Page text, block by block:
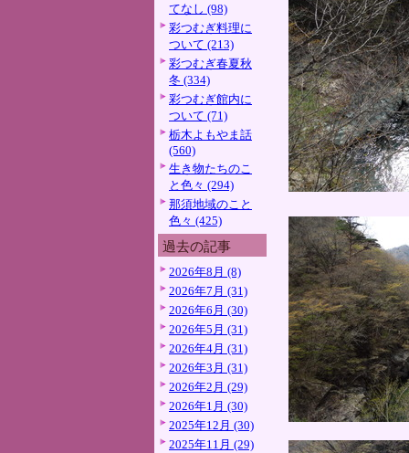
てなし (98)
彩つむぎ料理に
ついて (213)
彩つむぎ春夏秋
冬 (334)
彩つむぎ館内に
ついて (71)
栃木よもやま話
(560)
生き物たちのこ
と色々 (294)
那須地域のこと
色々 (425)
過去の記事
2026年8月 (8)
2026年7月 (31)
2026年6月 (30)
2026年5月 (31)
2026年4月 (31)
2026年3月 (31)
2026年2月 (29)
2026年1月 (30)
2025年12月 (30)
2025年11月 (29)